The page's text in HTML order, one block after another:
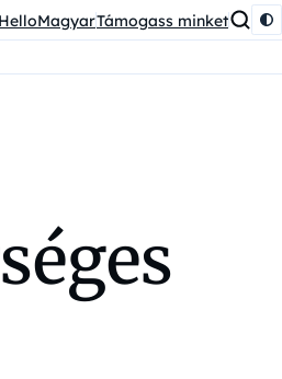
HelloMagyarTámogass minket